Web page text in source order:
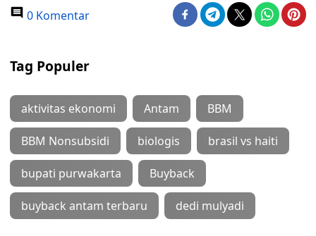
0 Komentar
Tag Populer
aktivitas ekonomi Antam BBM
BBM Nonsubsidi biologis brasil vs haiti
bupati purwakarta Buyback
buyback antam terbaru dedi mulyadi